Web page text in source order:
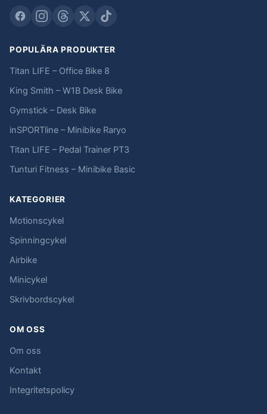
POPULÄRA PRODUKTER
Titan LIFE – Office Bike 8
King Smith – W1B Desk Bike
Gymstick – Desk Bike
inSPORTline – Minibike Raryo
Titan LIFE – Pedal Trainer PT3
Tunturi Fitness – Minibike Basic
KATEGORIER
Motionscykel
Spinningcykel
Airbike
Minicykel
Skrivbordscykel
OM OSS
Om oss
Kontakt
Integritetspolicy